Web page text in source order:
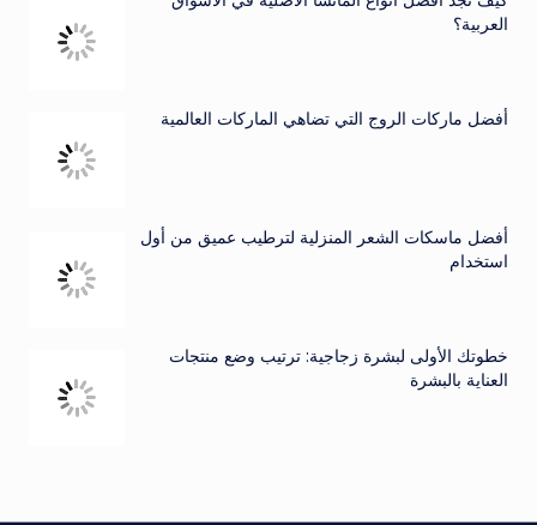
العربية؟
أفضل ماركات الروج التي تضاهي الماركات العالمية
أفضل ماسكات الشعر المنزلية لترطيب عميق من أول
استخدام
خطوتك الأولى لبشرة زجاجية: ترتيب وضع منتجات
العناية بالبشرة